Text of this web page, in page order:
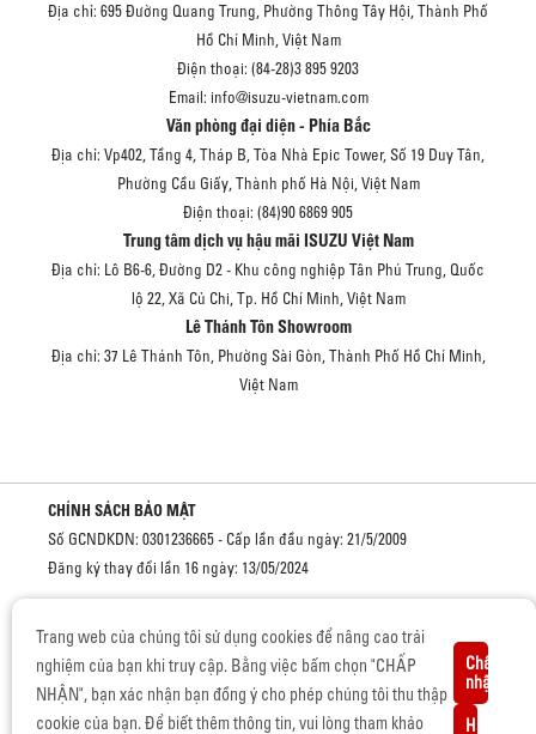
Trang web của chúng tôi sử dụng cookies để nâng cao trải
nghiệm của bạn khi truy cập. Bằng việc bấm chọn "CHẤP
NHẬN", bạn xác nhận bạn đồng ý cho phép chúng tôi thu thập
cookie của bạn. Để biết thêm thông tin, vui lòng tham khảo
Chấp
nhận
Hủy
Địa chỉ: 695 Đường Quang Trung, Phường Thông Tây Hội, Thành Phố
Hồ Chí Minh, Việt Nam
Điện thoại: (84-28)3 895 9203
Email: info@isuzu-vietnam.com
Văn phòng đại diện - Phía Bắc
Địa chỉ: Vp402, Tầng 4, Tháp B, Tòa Nhà Epic Tower, Số 19 Duy Tân,
Phường Cầu Giấy, Thành phố Hà Nội, Việt Nam
Điện thoại: (84)90 6869 905
Trung tâm dịch vụ hậu mãi ISUZU Việt Nam
Địa chỉ: Lô B6-6, Đường D2 - Khu công nghiệp Tân Phú Trung, Quốc
lộ 22, Xã Củ Chi, Tp. Hồ Chí Minh, Việt Nam
Lê Thánh Tôn Showroom
Địa chỉ: 37 Lê Thánh Tôn, Phường Sài Gòn, Thành Phố Hồ Chí Minh,
Việt Nam
CHÍNH SÁCH BẢO MẬT
Số GCNDKDN: 0301236665 - Cấp lần đầu ngày: 21/5/2009
Đăng ký thay đổi lần 16 ngày: 13/05/2024
Cơ quan cấp: Sở kế hoạch và đầu tư Thành phố Hồ Chí Minh
BẢN QUYỀN © 2019 CỦA ISUZU VIỆT NAM.